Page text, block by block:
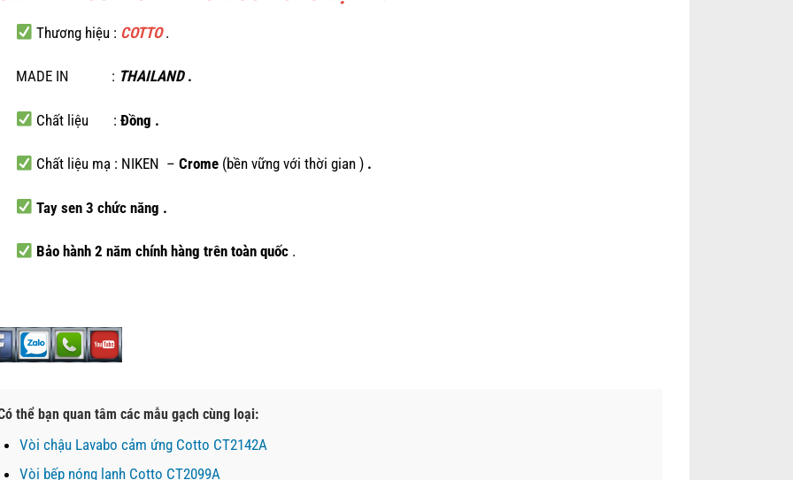
Thương hiệu : COTTO .
MADE IN : THAILAND.
Chất liệu :Đồng .
Chất liệu mạ : NIKEN –Crome (bền vững với thời gian ) .
Tay sen 3 chức năng .
Bảo hành 2 năm chính hàng trên toàn quốc .
thể bạn quan tâm các mẫu gạch cùng loại:
Vòi chậu Lavabo cảm ứng Cotto CT2142A
Vòi bếp nóng lạnh Cotto CT2099A